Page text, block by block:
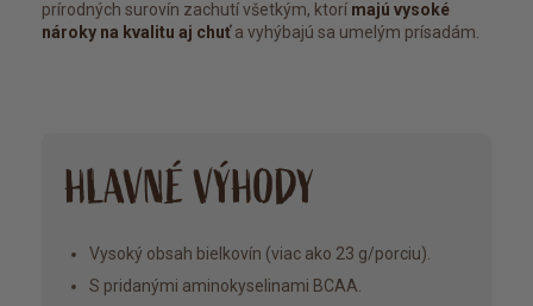
prírodných surovín zachutí všetkým, ktorí majú vysoké
nároky na kvalitu aj chuťa vyhýbajú sa umelým prísadám.
HLAVNÉ VÝHODY
Vysoký obsah bielkovín (viac ako 23 g/porciu).
S pridanými aminokyselinami BCAA.